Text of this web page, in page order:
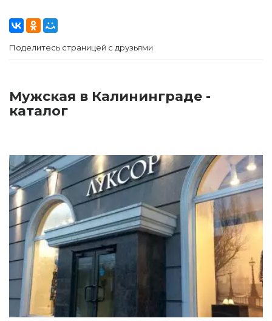
Поделитесь страницей с друзьями
Мужская в Калининграде -
каталог